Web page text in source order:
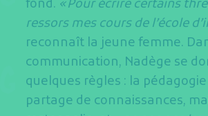
fond. « Pour écrire certains
ressors mes cours de l’école
reconnaît la jeune femme.
communication, Nadège se
quelques règles : la
partage de connaissances,